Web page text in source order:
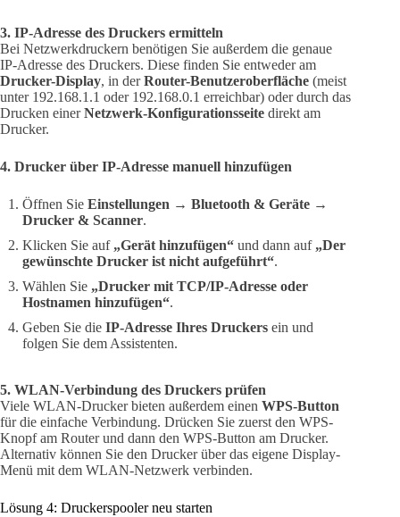
3. IP-Adresse des Druckers ermitteln
Bei Netzwerkdruckern benötigen Sie außerdem die genaue
IP-Adresse des Druckers. Diese finden Sie entweder am
Drucker-Display, in derRouter-Benutzeroberfläche (meist
unter 192.168.1.1 oder 192.168.0.1 erreichbar) oder durch das
Drucken einerNetzwerk-Konfigurationsseite direkt am
Drucker.
4. Drucker über IP-Adresse manuell hinzufügen
Öffnen Sie Einstellungen → Bluetooth & Geräte →
Drucker & Scanner.
Klicken Sie auf „Gerät hinzufügen“ und dann auf „Der
gewünschte Drucker ist nicht aufgeführt“.
Wählen Sie „Drucker mit TCP/IP-Adresse oder
Hostnamen hinzufügen“.
Geben Sie die IP-Adresse Ihres Druckers ein und
folgen Sie dem Assistenten.
5. WLAN-Verbindung des Druckers prüfen
Viele WLAN-Drucker bieten außerdem einen WPS-Button
für die einfache Verbindung. Drücken Sie zuerst den WPS-
Knopf am Router und dann den WPS-Button am Drucker.
Alternativ können Sie den Drucker über das eigene Display-
Menü mit dem WLAN-Netzwerk verbinden.
Lösung 4: Druckerspooler neu starten